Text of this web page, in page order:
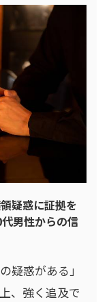
疑惑に証拠を
男性からの信
疑惑がある」
、強く追及で